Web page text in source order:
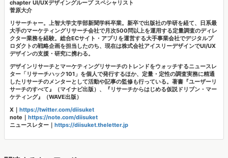
いいね！と思ったらシェア！